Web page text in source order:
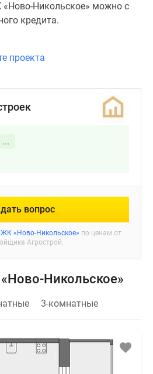
«Ново-Никольское» можно с
кредита.
проекта
вопрос
ЖК «Ново-Никольское» по ценам от
Агрострой.
Никольское»
3-комнатные